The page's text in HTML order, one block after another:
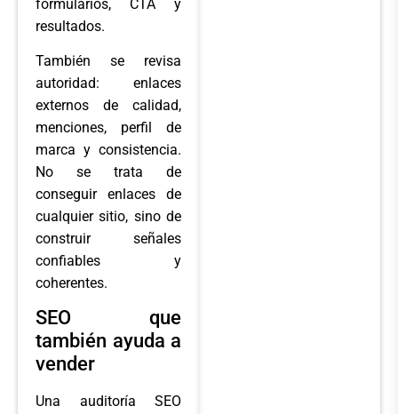
formularios, CTA y
resultados.
También se revisa
autoridad: enlaces
externos de calidad,
menciones, perfil de
marca y consistencia.
No se trata de
conseguir enlaces de
cualquier sitio, sino de
construir señales
confiables y
coherentes.
SEO que
también ayuda a
vender
Una auditoría SEO